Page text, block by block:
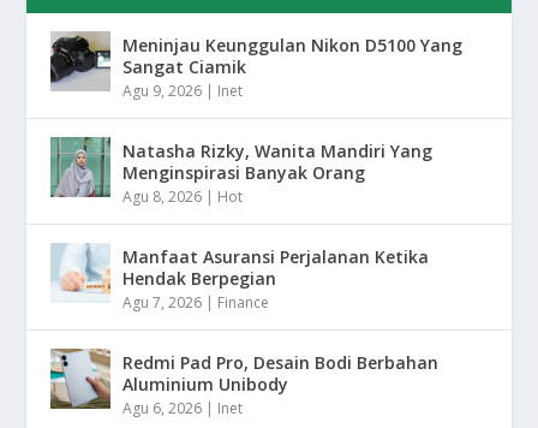
Meninjau Keunggulan Nikon D5100 Yang
Sangat Ciamik
Agu 9, 2026 | Inet
Natasha Rizky, Wanita Mandiri Yang
Menginspirasi Banyak Orang
Agu 8, 2026 | Hot
Manfaat Asuransi Perjalanan Ketika
Hendak Berpegian
Agu 7, 2026 | Finance
Redmi Pad Pro, Desain Bodi Berbahan
Aluminium Unibody
Agu 6, 2026 | Inet